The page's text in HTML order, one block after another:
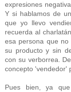
expresiones
Y si hablamos de
que yo llevo
recuerda al
esa persona que no
su producto y sin
con su verborrea.
concepto 'vendedor'
Pues bien, ya